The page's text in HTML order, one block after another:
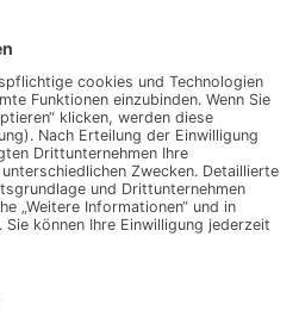
Sitemap
Spenden